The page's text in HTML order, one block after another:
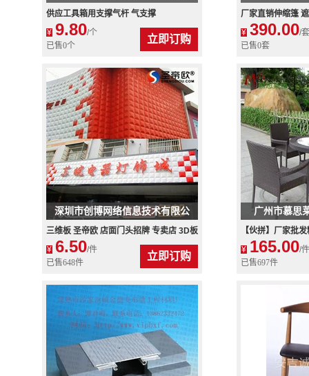
厂
供应工具箱用支撑气杆 气支撑
¥ 9.80/个
已售0个
立即订购
厂家直销伸缩篷
方便 色彩艳丽
¥ 390.00/套
已售0套
深圳市创博网络信息技术有限公
司
三维板 圣帝欧 店面门头招牌 专卖店 3D板
装修材料 三维广告扣板
¥ 6.50/件
已售648件
立即订购
广州市慕思
【伙拼】厂家批
仿藤咖啡高档休闲
¥ 165.00/件
已售697件